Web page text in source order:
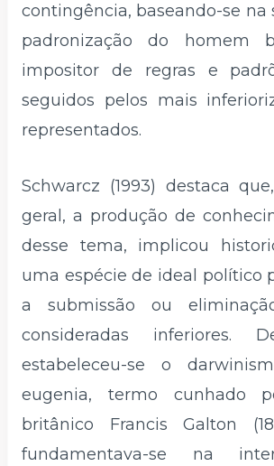
contingência, baseando-se na
padronização do homem
impositor de regras e
seguidos pelos mais
representados.
Schwarcz (1993) destaca
geral, a produção de
desse tema, implicou
uma espécie de ideal político
a submissão ou
consideradas inferiores.
estabeleceu-se o
eugenia, termo cunhado
britânico Francis Galton
fundamentava-se na